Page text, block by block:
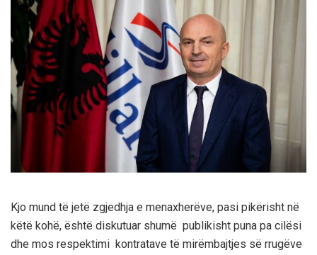
Kjo mund të jetë zgjedhja e menaxherëve, pasi pikërisht në
këtë kohë, është diskutuar shumë publikisht puna pa cilësi
dhe mos respektimi kontratave të mirëmbajtjes së rrugëve